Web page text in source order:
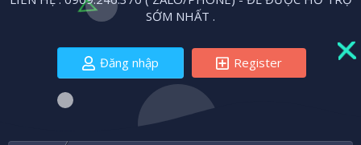
SỚM NHẤT .
Đăng nhập Register